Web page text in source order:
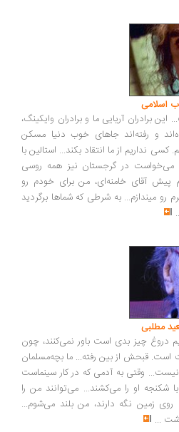
اسلامی
برادران آریایی ما و برادران وایکینگ،
و رفته‌اند جاهای خوب دنیا مسکن
کسی نداریم از ما انتقاد بکند... استالین با
می‌خواست در گرجستان نیز همه روسی
پیش آقای خامنه‌ای، من برای خودم رو
رو میندازم... به شرطی که شماها برگردید
مطلبی
دروغ چیز بدی است باور نمی‌کنند، چون
است. قبحش از بین رفته... ما بچه‌مسلمان
وقتی به آدمی که در کار سینماست
شکنجه او را می‌کشند... می‌توانند من را
روی زمین نگه دارند، من بلند می‌شوم...
...